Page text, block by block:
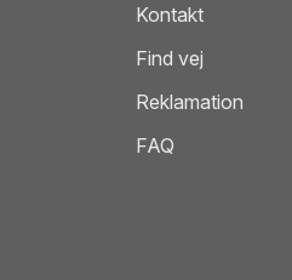
Kontakt
Find vej
Reklamation
FAQ